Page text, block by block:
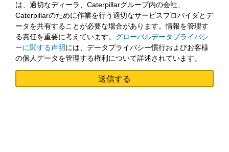
は、適切なディーラ、Caterpillarグループ内の会社、
Caterpillarのために作業を行う適切なサービスプロバイダとデ
ータを共有することが必要な場合があります。情報を管理す
る責任を重要に考えています。 グローバルデータプライバシ
ーに関する声明には、データプライバシー慣行およびお客様
の個人データを管理する権利について詳述されています。